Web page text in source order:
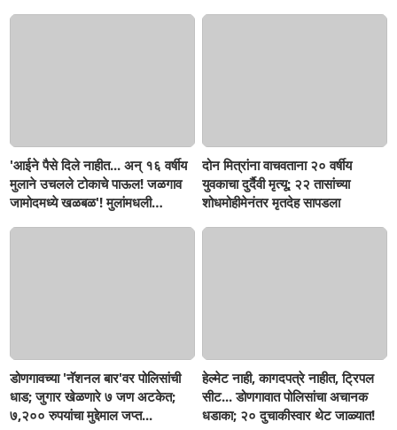
'आईने पैसे दिले नाहीत... अन् १६ वर्षीय
मुलाने उचलले टोकाचे पाऊल! जळगाव
जामोदमध्ये खळबळ'! मुलांमधली
दोन मित्रांना वाचवताना २० वर्षीय
युवकाचा दुर्दैवी मृत्यू; २२ तासांच्या
शोधमोहीमेनंतर मृतदेह सापडला
डोणगावच्या 'नॅशनल बार'वर पोलिसांची
धाड; जुगार खेळणारे ७ जण अटकेत;
७,२०० रुपयांचा मुद्देमाल जप्त...
हेल्मेट नाही, कागदपत्रे नाहीत, ट्रिपल
सीट... डोणगावात पोलिसांचा अचानक
धडाका; २० दुचाकीस्वार थेट जाळ्यात!